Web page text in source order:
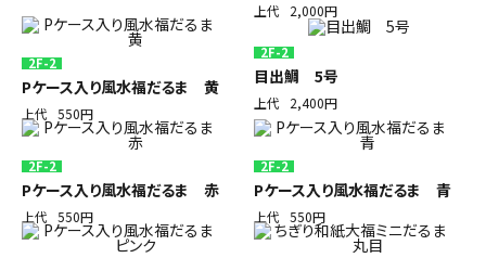
上代 2,000円
2F-2
Pケース入り風水福だるま 黄
上代 550円
2F-2
目出鯛 5号
上代 2,400円
2F-2
Pケース入り風水福だるま 赤
上代 550円
2F-2
Pケース入り風水福だるま 青
上代 550円